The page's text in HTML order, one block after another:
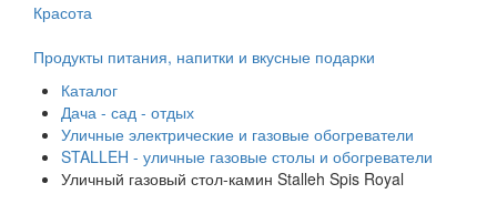
Красота
Продукты питания, напитки и вкусные подарки
Каталог
Дача - сад - отдых
Уличные электрические и газовые обогреватели
STALLEH - уличные газовые столы и обогреватели
Уличный газовый стол-камин Stalleh Spis Royal